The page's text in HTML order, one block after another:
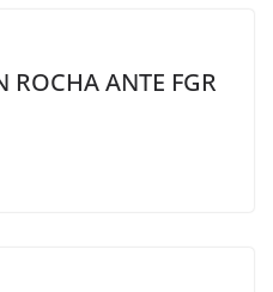
ROCHA ANTE FGR